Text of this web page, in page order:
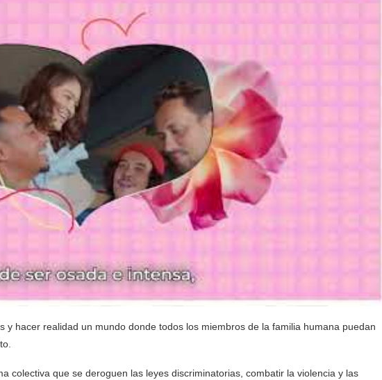
y hacer realidad un mundo donde todos los miembros de la familia humana puedan
colectiva que se deroguen las leyes discriminatorias, combatir la violencia y las